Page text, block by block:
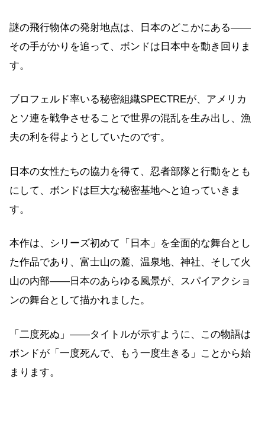
謎の飛行物体の発射地点は、日本のどこかにある——
その手がかりを追って、ボンドは日本中を動き回りま
す。
ブロフェルド率いる秘密組織SPECTREが、アメリカ
とソ連を戦争させることで世界の混乱を生み出し、漁
夫の利を得ようとしていたのです。
日本の女性たちの協力を得て、忍者部隊と行動をとも
にして、ボンドは巨大な秘密基地へと迫っていきま
す。
本作は、シリーズ初めて「日本」を全面的な舞台とし
た作品であり、富士山の麓、温泉地、神社、そして火
山の内部——日本のあらゆる風景が、スパイアクショ
ンの舞台として描かれました。
「二度死ぬ」——タイトルが示すように、この物語は
ボンドが「一度死んで、もう一度生きる」ことから始
まります。